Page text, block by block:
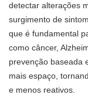
detectar alterações
surgimento de
que é fundamental
como câncer,
prevenção baseada
mais espaço,
e menos reativos.